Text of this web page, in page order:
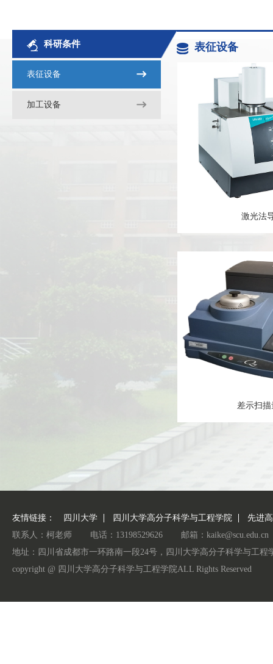
科研条件
表征设备
加工设备
表征设备
激光法
差示扫
友情链接： 四川大学 四川大学高分子科学与工程学院
先进
联系人：柯老师
电话：13198529626
邮箱：kaike@scu.edu.cn
地址：四川省成都市一环路南一段24号，四川大学高分子科学与工程
copyright @ 四川大学高分子科学与工程学院ALL Rights Reserved